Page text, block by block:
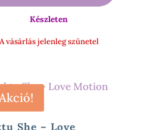
500 Ft
Készleten
A vásárlás jelenleg szünetel
She – Love